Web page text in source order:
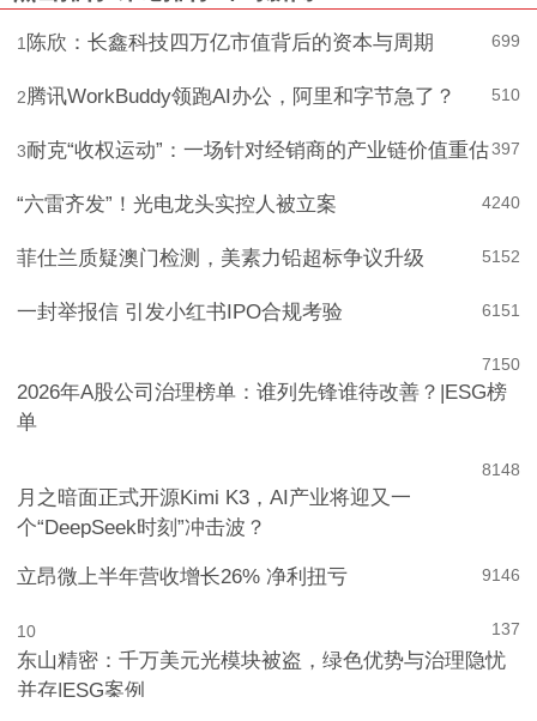
699
1 陈欣：长鑫科技四万亿市值背后的资本与周期
510
2腾讯WorkBuddy领跑AI办公，阿里和字节急了？
397
3耐克“收权运动”：一场针对经销商的产业链价值重估
240
4
“六雷齐发”！光电龙头实控人被立案
152
5
菲仕兰质疑澳门检测，美素力铅超标争议升级
151
6
一封举报信 引发小红书IPO合规考验
150
7
2026年A股公司治理榜单：谁列先锋谁待改善？|ESG榜
单
148
8
月之暗面正式开源Kimi K3，AI产业将迎又一
个“DeepSeek时刻”冲击波？
146
9
立昂微上半年营收增长26% 净利扭亏
137
10
东山精密：千万美元光模块被盗，绿色优势与治理隐忧
并存|ESG案例